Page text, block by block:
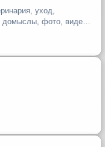
уход,
домыслы, фото, видео